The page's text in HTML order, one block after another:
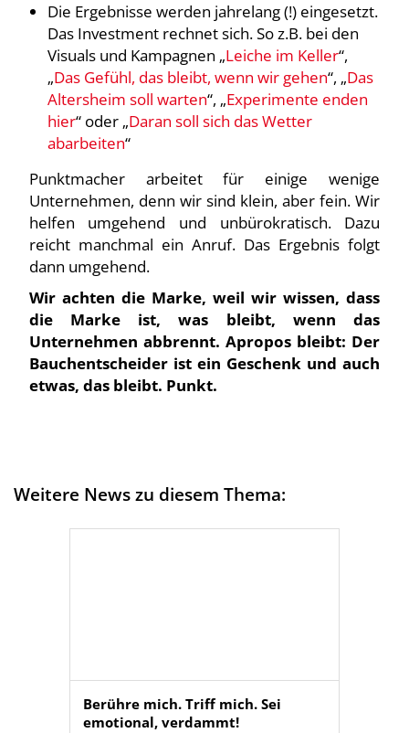
Die Ergebnisse werden jahrelang (!) eingesetzt.
Das Investment rechnet sich. So z.B. bei den
Visuals und Kampagnen „Leiche im Keller“,
„Das Gefühl, das bleibt, wenn wir gehen“, „Das
Altersheim soll warten“, „Experimente enden
hier“ oder „Daran soll sich das Wetter
abarbeiten“
Punktmacher arbeitet für einige wenige
Unternehmen, denn wir sind klein, aber fein. Wir
helfen umgehend und unbürokratisch. Dazu
reicht manchmal ein Anruf. Das Ergebnis folgt
dann umgehend.
Wir achten die Marke, weil wir wissen, dass
die Marke ist, was bleibt, wenn das
Unternehmen abbrennt. Apropos bleibt: Der
Bauchentscheider ist ein Geschenk und auch
etwas, das bleibt. Punkt.
Weitere News zu diesem Thema:
Berühre mich. Triff mich. Sei
emotional, verdammt!